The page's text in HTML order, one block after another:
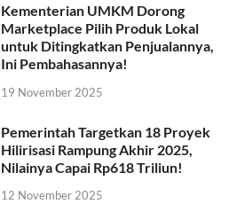
Kementerian UMKM Dorong
Marketplace Pilih Produk Lokal
untuk Ditingkatkan Penjualannya,
Ini Pembahasannya!
19 November 2025
Pemerintah Targetkan 18 Proyek
Hilirisasi Rampung Akhir 2025,
Nilainya Capai Rp618 Triliun!
12 November 2025